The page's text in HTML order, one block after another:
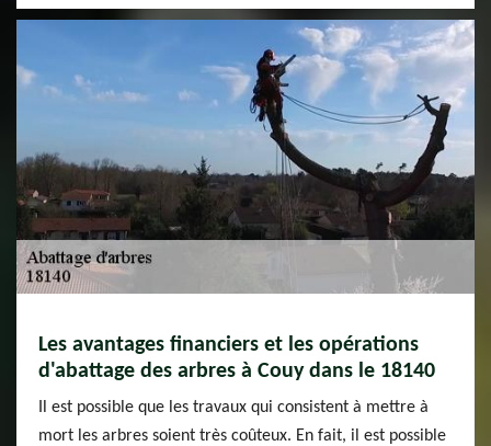
Les avantages financiers et les opérations
d'abattage des arbres à Couy dans le 18140
Il est possible que les travaux qui consistent à mettre à
mort les arbres soient très coûteux. En fait, il est possible